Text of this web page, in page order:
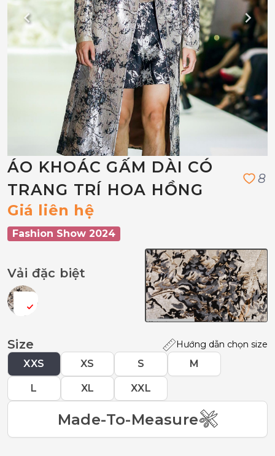
ÁO KHOÁC GẤM DÀI CÓ
TRANG TRÍ HOA HỒNG
8
Giá liên hệ
Fashion Show 2024
Vải đặc biệt
Size Hướng dẫn chọn size
XXS XS S M
L XL XXL
Made-To-Measure